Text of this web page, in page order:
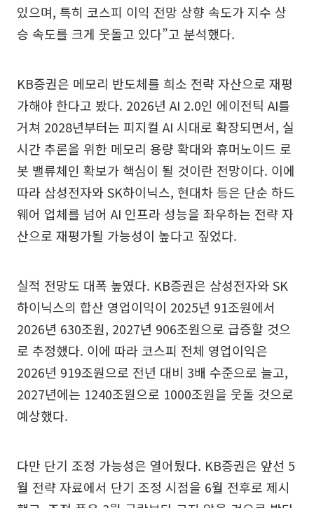
있으며, 특히 코스피 이익 전망 상향 속도가 지수 상
승 속도를 크게 웃돌고 있다”고 분석했다.
KB증권은 메모리 반도체를 희소 전략 자산으로 재평
가해야 한다고 봤다. 2026년 AI 2.0인 에이전틱 AI를
거쳐 2028년부터는 피지컬 AI 시대로 확장되면서, 실
시간 추론을 위한 메모리 용량 확대와 휴머노이드 로
봇 밸류체인 확보가 핵심이 될 것이란 전망이다. 이에
따라 삼성전자와 SK하이닉스, 현대차 등은 단순 하드
웨어 업체를 넘어 AI 인프라 성능을 좌우하는 전략 자
산으로 재평가될 가능성이 높다고 짚었다.
실적 전망도 대폭 높였다. KB증권은 삼성전자와 SK
하이닉스의 합산 영업이익이 2025년 91조원에서
2026년 630조원, 2027년 906조원으로 급증할 것으
로 추정했다. 이에 따라 코스피 전체 영업이익은
2026년 919조원으로 전년 대비 3배 수준으로 늘고,
2027년에는 1240조원으로 1000조원을 웃돌 것으로
예상했다.
다만 단기 조정 가능성은 열어뒀다. KB증권은 앞선 5
월 전략 자료에서 단기 조정 시점을 6월 전후로 제시